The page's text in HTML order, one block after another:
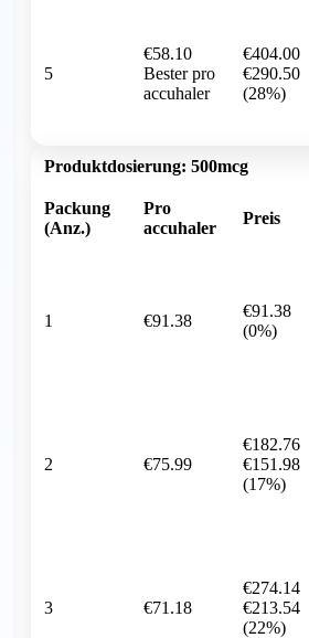
5
€58.10
Bester pro
accuhaler
€404.00
€290.50
(28%)
Produktdosierung: 500mcg
Packung
(Anz.)
Pro
accuhaler
Preis
1 €91.38
€91.38
(0%)
2 €75.99
€182.76
€151.98
(17%)
3 €71.18
€274.14
€213.54
(22%)